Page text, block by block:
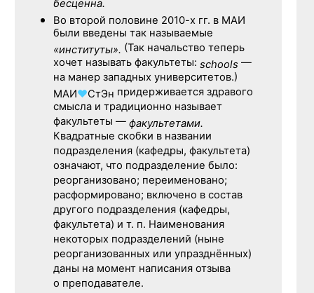
бесценна.
Во второй половине 2010-х гг. в МАИ
были введены так называемые
«институты». (Так начальство теперь
хочет называть факультеты: schools —
на манер западных университетов.)
МАИ♥СтЭн придерживается здравого
смысла и традиционно называет
факультеты — факультетами.
Квадратные скобки в названии
подразделения (кафедры, факультета)
означают, что подразделение было:
реорганизовано; переименовано;
расформировано; включено в состав
другого подразделения (кафедры,
факультета) и т. п. Наименования
некоторых подразделений (ныне
реорганизованных или упразднённых)
даны на момент написания отзыва
о преподавателе.